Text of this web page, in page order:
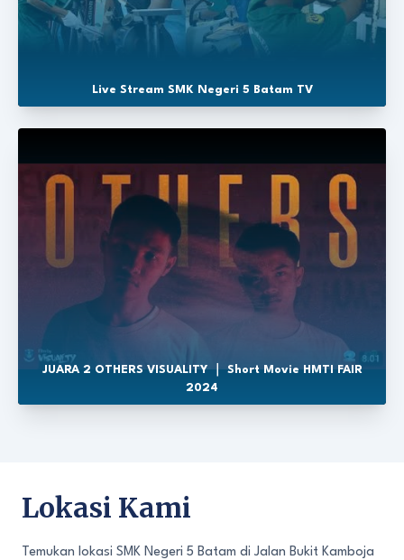
Live Stream SMK Negeri 5 Batam TV
JUARA 2 OTHERS VISUALITY ｜ Short Movie HMTI FAIR
2024
Lokasi Kami
Temukan lokasi SMK Negeri 5 Batam di Jalan Bukit Kamboja